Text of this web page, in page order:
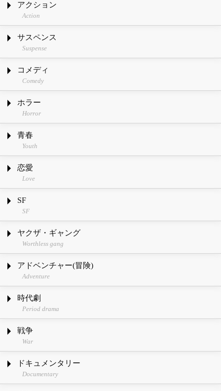
アクション
Action
サスペンス
Suspense
コメディ
Comedy
ホラー
Horror
青春
Youth
恋愛
Love
SF
SF
ヤクザ・ギャング
Worthless gang
アドベンチャー(冒険)
Adventure
時代劇
Period drama
戦争
War
ドキュメンタリー
Documentary